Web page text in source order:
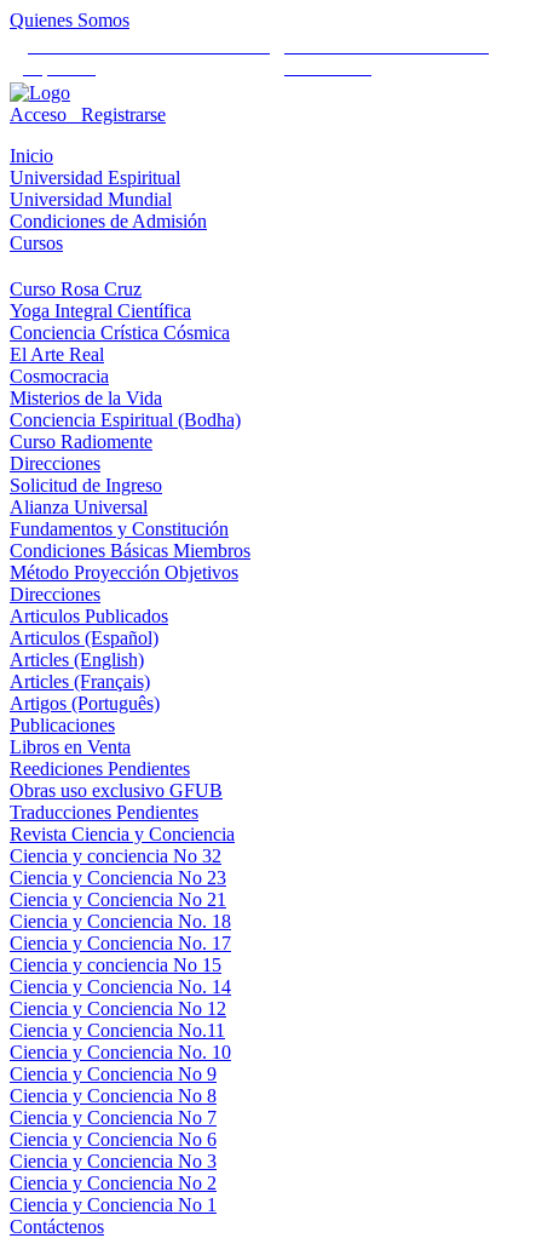
Quienes Somos
Acceso
Registrarse
Inicio
Universidad Espiritual
Universidad Mundial
Condiciones de Admisión
Cursos
Curso Rosa Cruz
Yoga Integral Científica
Conciencia Crística Cósmica
El Arte Real
Cosmocracia
Misterios de la Vida
Conciencia Espiritual (Bodha)
Curso Radiomente
Direcciones
Solicitud de Ingreso
Alianza Universal
Fundamentos y Constitución
Condiciones Básicas Miembros
Método Proyección Objetivos
Direcciones
Articulos Publicados
Articulos (Español)
Articles (English)
Articles (Français)
Artigos (Português)
Publicaciones
Libros en Venta
Reediciones Pendientes
Obras uso exclusivo GFUB
Traducciones Pendientes
Revista Ciencia y Conciencia
Ciencia y conciencia No 32
Ciencia y Conciencia No 23
Ciencia y Conciencia No 21
Ciencia y Conciencia No. 18
Ciencia y Conciencia No. 17
Ciencia y conciencia No 15
Ciencia y Conciencia No. 14
Ciencia y Conciencia No 12
Ciencia y Conciencia No.11
Ciencia y Conciencia No. 10
Ciencia y Conciencia No 9
Ciencia y Conciencia No 8
Ciencia y Conciencia No 7
Ciencia y Conciencia No 6
Ciencia y Conciencia No 3
Ciencia y Conciencia No 2
Ciencia y Conciencia No 1
Contáctenos